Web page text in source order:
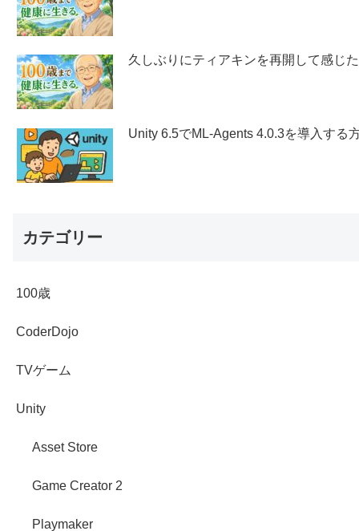
久しぶりにティアキンを再開して感じ
Unity 6.5でML-Agents 4.0.3を導入する
カテゴリー
100歳
CoderDojo
TVゲーム
Unity
Asset Store
Game Creator 2
Playmaker